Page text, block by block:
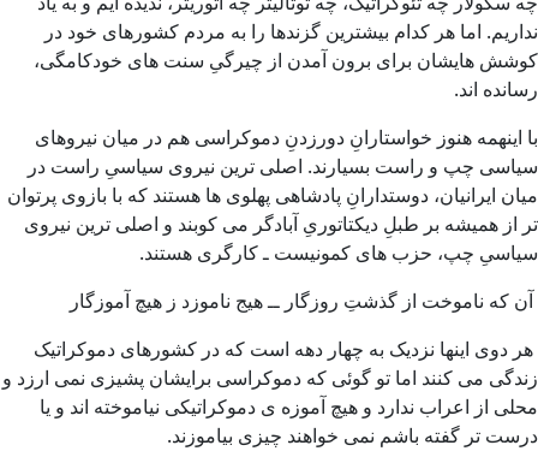
نداریم. اما هر کدام بیشترین گزندها را به مردم کشورهای خود در
کوشش هایشان برای برون آمدن از چیرگیِ سنت های خودکامگی،
رسانده اند.
با اینهمه هنوز خواستارانِ دورزدنِ دموکراسی هم در میان نیروهای
سیاسی چپ و راست بسیارند. اصلی ترین نیروی سیاسیِ راست در
میان ایرانیان، دوستدارانِ پادشاهی پهلوی ها هستند که با بازوی پرتوان
تر از همیشه بر طبلِ دیکتاتوریِ آبادگر می کوبند و اصلی ترین نیروی
سیاسیِ چپ، حزب های کمونیست ـ کارگری هستند.
آن که ناموخت از گذشتِ روزگار ــ هیج ناموزد ز هیچ آموزگار
هر دوی اینها نزدیک به چهار دهه است که در کشورهای دموکراتیک
زندگی می کنند اما تو گوئی که دموکراسی برایشان پشیزی نمی ارزد و
محلی از اعراب ندارد و هیچ آموزه ی دموکراتیکی نیاموخته اند و یا
درست تر گفته باشم نمی خواهند چیزی بیاموزند.